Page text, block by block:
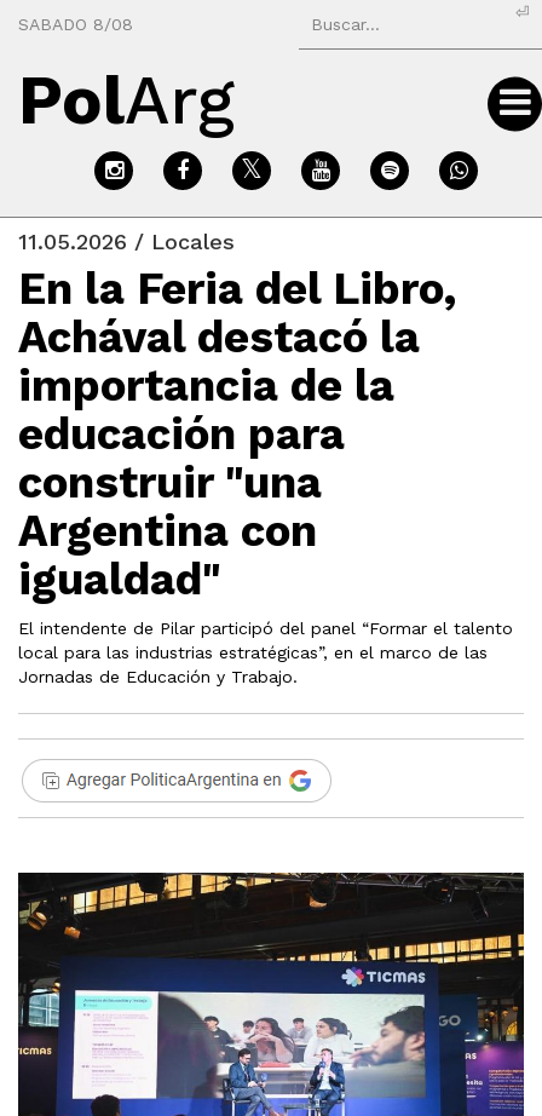
SABADO 8/08
⏎
PolArg
11.05.2026 / Locales
En la Feria del Libro,
Achával destacó la
importancia de la
educación para
construir "una
Argentina con
igualdad"
El intendente de Pilar participó del panel “Formar el talento
local para las industrias estratégicas”, en el marco de las
Jornadas de Educación y Trabajo.